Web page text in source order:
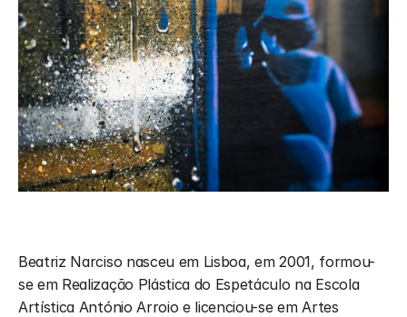
Beatriz Narciso nasceu em Lisboa, em 2001, formou-
se em Realização Plástica do Espetáculo na Escola
Artística António Arroio e licenciou-se em Artes